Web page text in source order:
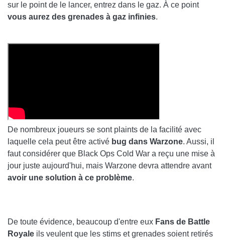
sur le point de le lancer, entrez dans le gaz. À ce point
vous aurez des grenades à gaz infinies.
De nombreux joueurs se sont plaints de la facilité avec
laquelle cela peut être activé bug dans Warzone. Aussi, il
faut considérer que Black Ops Cold War a reçu une mise à
jour juste aujourd'hui, mais Warzone devra attendre avant
avoir une solution à ce problème.
De toute évidence, beaucoup d'entre eux Fans de Battle
Royale ils veulent que les stims et grenades soient retirés